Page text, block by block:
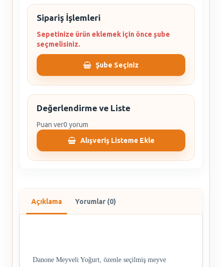
Sipariş İşlemleri
Sepetinize ürün eklemek için önce şube
seçmelisiniz.
Şube Seçiniz
Değerlendirme ve Liste
Puan ver0 yorum
Alışveriş Listeme Ekle
Açıklama Yorumlar (0)
Danone Meyveli Yoğurt, özenle seçilmiş meyve